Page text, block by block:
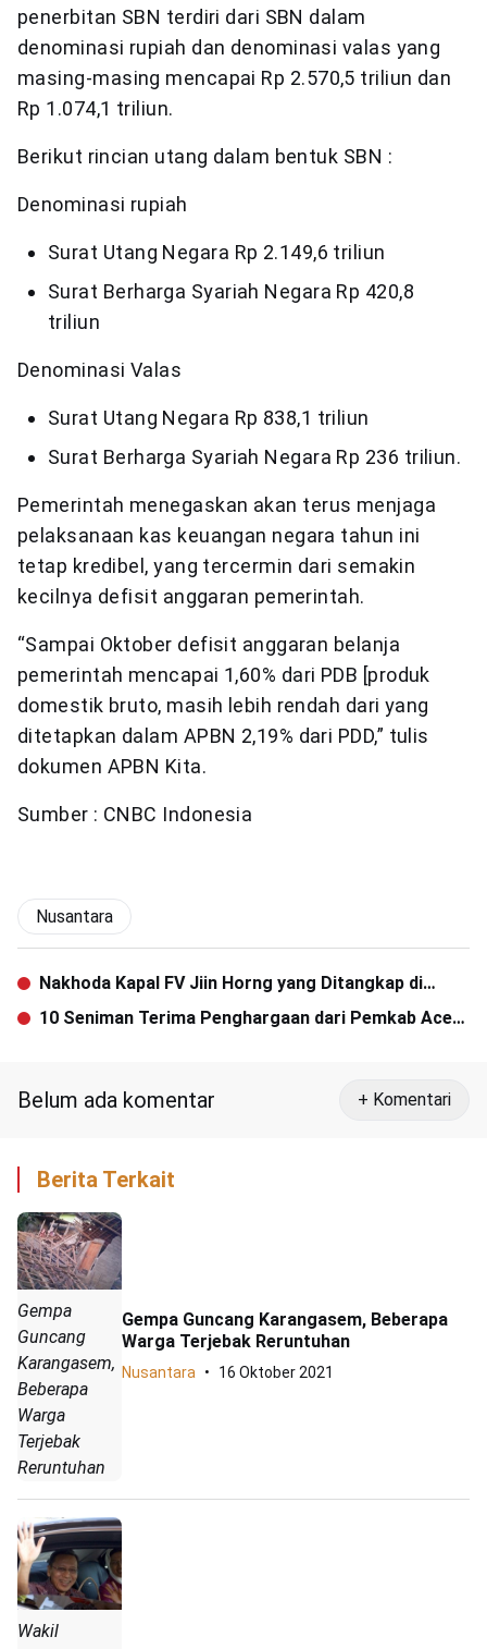
penerbitan SBN terdiri dari SBN dalam
denominasi rupiah dan denominasi valas yang
masing-masing mencapai Rp 2.570,5 triliun dan
Rp 1.074,1 triliun.
Berikut rincian utang dalam bentuk SBN :
Denominasi rupiah
Surat Utang Negara Rp 2.149,6 triliun
Surat Berharga Syariah Negara Rp 420,8
triliun
Denominasi Valas
Surat Utang Negara Rp 838,1 triliun
Surat Berharga Syariah Negara Rp 236 triliun.
Pemerintah menegaskan akan terus menjaga
pelaksanaan kas keuangan negara tahun ini
tetap kredibel, yang tercermin dari semakin
kecilnya defisit anggaran pemerintah.
“Sampai Oktober defisit anggaran belanja
pemerintah mencapai 1,60% dari PDB [produk
domestik bruto, masih lebih rendah dari yang
ditetapkan dalam APBN 2,19% dari PDD,” tulis
dokumen APBN Kita.
Sumber : CNBC Indonesia
Nusantara
Nakhoda Kapal FV Jiin Horng yang Ditangkap di
Sabang Dideportasi
10 Seniman Terima Penghargaan dari Pemkab Aceh
Belum ada komentar + Komentari
Berita Terkait
Gempa
Guncang
Karangasem,
Beberapa
Warga
Terjebak
Reruntuhan
Gempa Guncang Karangasem, Beberapa
Warga Terjebak Reruntuhan
Nusantara 16 Oktober 2021
Wakil